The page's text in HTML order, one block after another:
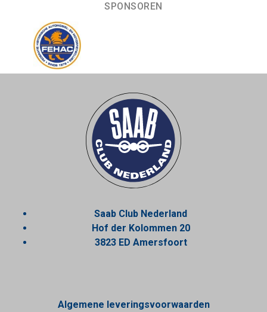
SPONSOREN
Saab Club Nederland
Hof der Kolommen 20
3823 ED Amersfoort
Algemene leveringsvoorwaarden